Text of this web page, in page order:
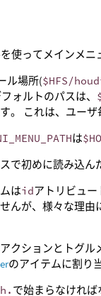
使ってメインメ
ル場所($HFS/
ォルトのパスは、
。 これは、ユー
は
で初めに読み込ん
はidアトリビュー
んが、様々な理
クションとトグル
のアイテムに割り
h. で始まらなけれ